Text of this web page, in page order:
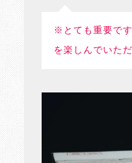
※とても重要で
を楽しんでいた